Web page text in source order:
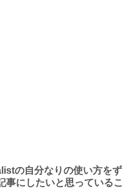
の自分なりの使い方をず
事にしたいと思っているこ